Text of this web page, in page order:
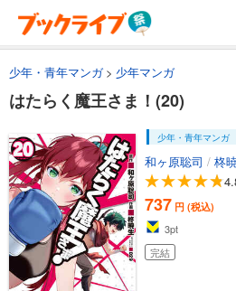
少年・青年マンガ 少年マンガ
はたらく魔王さま！(20)
少年・青年マンガ
和ヶ原聡司 / 柊
737 円 (税込)
3pt
完結
あらすじを表示する
はたらく魔王さま！(2)
627 円 (税込)
完結
あらすじを表示する
はたらく魔王さま！(3)
627円 (税込)
完結
あらすじを表示する